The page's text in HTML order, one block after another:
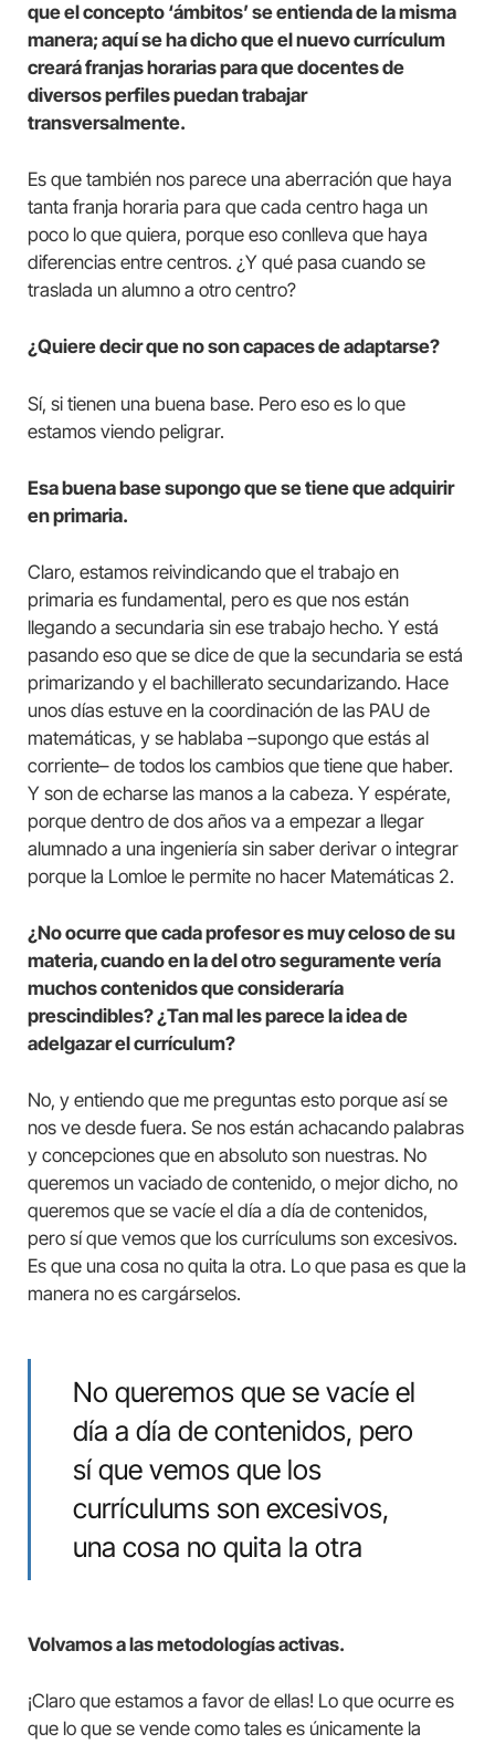
que el concepto ‘ámbitos’ se entienda de la misma
manera; aquí se ha dicho que el nuevo currículum
creará franjas horarias para que docentes de
diversos perfiles puedan trabajar
transversalmente.
Es que también nos parece una aberración que haya
tanta franja horaria para que cada centro haga un
poco lo que quiera, porque eso conlleva que haya
diferencias entre centros. ¿Y qué pasa cuando se
traslada un alumno a otro centro?
¿Quiere decir que no son capaces de adaptarse?
Sí, si tienen una buena base. Pero eso es lo que
estamos viendo peligrar.
Esa buena base supongo que se tiene que adquirir
en primaria.
Claro, estamos reivindicando que el trabajo en
primaria es fundamental, pero es que nos están
llegando a secundaria sin ese trabajo hecho. Y está
pasando eso que se dice de que la secundaria se está
primarizando y el bachillerato secundarizando. Hace
unos días estuve en la coordinación de las PAU de
matemáticas, y se hablaba –supongo que estás al
corriente– de todos los cambios que tiene que haber.
Y son de echarse las manos a la cabeza. Y espérate,
porque dentro de dos años va a empezar a llegar
alumnado a una ingeniería sin saber derivar o integrar
porque la Lomloe le permite no hacer Matemáticas 2.
¿No ocurre que cada profesor es muy celoso de su
materia, cuando en la del otro seguramente vería
muchos contenidos que consideraría
prescindibles? ¿Tan mal les parece la idea de
adelgazar el currículum?
No, y entiendo que me preguntas esto porque así se
nos ve desde fuera. Se nos están achacando palabras
y concepciones que en absoluto son nuestras. No
queremos un vaciado de contenido, o mejor dicho, no
queremos que se vacíe el día a día de contenidos,
pero sí que vemos que los currículums son excesivos.
Es que una cosa no quita la otra. Lo que pasa es que la
manera no es cargárselos.
No queremos que se vacíe el
día a día de contenidos, pero
sí que vemos que los
currículums son excesivos,
una cosa no quita la otra
Volvamos a las metodologías activas.
¡Claro que estamos a favor de ellas! Lo que ocurre es
que lo que se vende como tales es únicamente la